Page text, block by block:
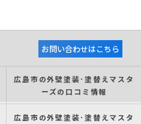
お問い合わせはこちら
広島市の外壁塗装･塗替えマスタ
ーズの口コミ情報
広島市の外壁塗装･塗替えマスタ